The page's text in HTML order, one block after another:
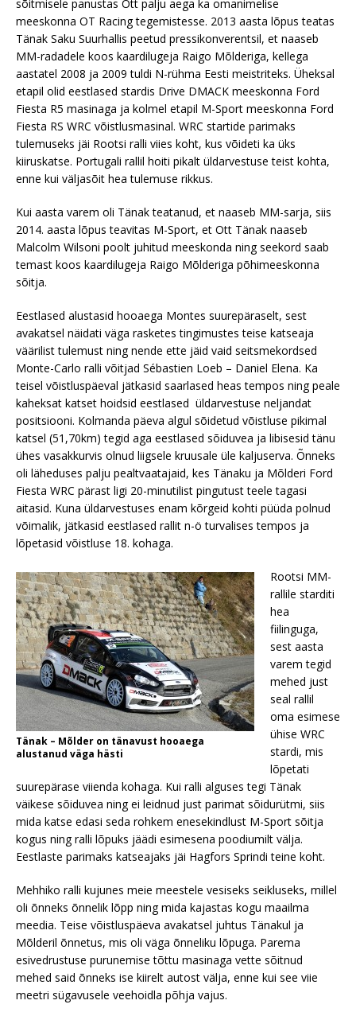
sõitmisele panustas Ott palju aega ka omanimelise
meeskonna OT Racing tegemistesse. 2013 aasta lõpus teatas
Tänak Saku Suurhallis peetud pressikonverentsil, et naaseb
MM-radadele koos kaardilugeja Raigo Mõlderiga, kellega
aastatel 2008 ja 2009 tuldi N-rühma Eesti meistriteks. Üheksal
etapil olid eestlased stardis Drive DMACK meeskonna Ford
Fiesta R5 masinaga ja kolmel etapil M-Sport meeskonna Ford
Fiesta RS WRC võistlusmasinal. WRC startide parimaks
tulemuseks jäi Rootsi ralli viies koht, kus võideti ka üks
kiiruskatse. Portugali rallil hoiti pikalt üldarvestuse teist kohta,
enne kui väljasõit hea tulemuse rikkus.
Kui aasta varem oli Tänak teatanud, et naaseb MM-sarja, siis
2014. aasta lõpus teavitas M-Sport, et Ott Tänak naaseb
Malcolm Wilsoni poolt juhitud meeskonda ning seekord saab
temast koos kaardilugeja Raigo Mõlderiga põhimeeskonna
sõitja.
Eestlased alustasid hooaega Montes suurepäraselt, sest
avakatsel näidati väga rasketes tingimustes teise katseaja
väärilist tulemust ning nende ette jäid vaid seitsmekordsed
Monte-Carlo ralli võitjad Sébastien Loeb – Daniel Elena. Ka
teisel võistluspäeval jätkasid saarlased heas tempos ning peale
kaheksat katset hoidsid eestlased üldarvestuse neljandat
positsiooni. Kolmanda päeva algul sõidetud võistluse pikimal
katsel (51,70km) tegid aga eestlased sõiduvea ja libisesid tänu
ühes vasakkurvis olnud liigsele kruusale üle kaljuserva. Õnneks
oli läheduses palju pealtvaatajaid, kes Tänaku ja Mõlderi Ford
Fiesta WRC pärast ligi 20-minutilist pingutust teele tagasi
aitasid. Kuna üldarvestuses enam kõrgeid kohti püüda polnud
võimalik, jätkasid eestlased rallit n-ö turvalises tempos ja
lõpetasid võistluse 18. kohaga.
Tänak – Mõlder on tänavust hooaega
alustanud väga hästi
Rootsi MM-
rallile starditi
hea
fiilinguga,
sest aasta
varem tegid
mehed just
seal rallil
oma esimese
ühise WRC
stardi, mis
lõpetati
suurepärase viienda kohaga. Kui ralli alguses tegi Tänak
väikese sõiduvea ning ei leidnud just parimat sõidurütmi, siis
mida katse edasi seda rohkem enesekindlust M-Sport sõitja
kogus ning ralli lõpuks jäädi esimesena poodiumilt välja.
Eestlaste parimaks katseajaks jäi Hagfors Sprindi teine koht.
Mehhiko ralli kujunes meie meestele vesiseks seikluseks, millel
oli õnneks õnnelik lõpp ning mida kajastas kogu maailma
meedia. Teise võistluspäeva avakatsel juhtus Tänakul ja
Mõlderil õnnetus, mis oli väga õnneliku lõpuga. Parema
esivedrustuse purunemise tõttu masinaga vette sõitnud
mehed said õnneks ise kiirelt autost välja, enne kui see viie
meetri sügavusele veehoidla põhja vajus.